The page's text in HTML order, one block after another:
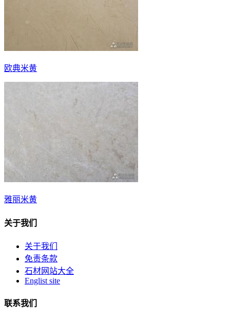
欧典米黄
雅丽米黄
关于我们
关于我们
免责条款
石材网站大全
Englist site
联系我们